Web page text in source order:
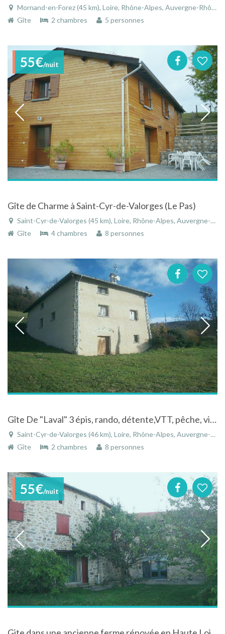
Mornand-en-Forez (45 km), Loire, Rhône-Alpes, Auvergne-Rhône-Alpes, France
Gîte
2 chambres 5 personnes
55€/nuit
Gîte de Charme à Saint-Cyr-de-Valorges (Le Pas)
Saint-Cyr-de-Valorges (45 km), Loire, Rhône-Alpes, Auvergne-Rhône-Alpes, France
Gîte
4 chambres 8 personnes
Gîte De "Laval" 3 épis, rando, détente,VTT, pêche, visite à la ferme,accueil handicap,animx acceptés
Saint-Cyr-de-Valorges (46 km), Loire, Rhône-Alpes, Auvergne-Rhône-Alpes, France
Gîte
2 chambres 8 personnes
55€/nuit